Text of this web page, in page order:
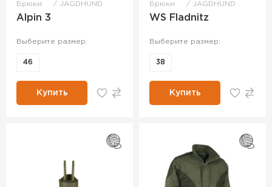
Брюки JAGDHUND
Alpin 3
Выберите размер:
46
Купить
Брюки JAGDHUND
WS Fladnitz
Выберите размер:
38
Купить